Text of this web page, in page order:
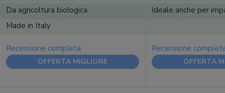
Da agricoltura biologica
Ideale anche per
Made in Italy
Recensione completa
OFFERTA MIGLIORE
Recensione
OFFERTA